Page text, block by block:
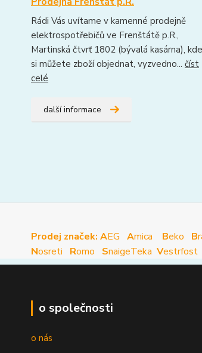
Rádi Vás uvítame v kamenné prodejně
elektrospotřebičů ve Frenštátě p.R.,
Martinská čtvrť 1802 (bývalá kasárna), kde
si můžete zboží objednat, vyzvedno... číst
celé
další informace
Prodej značek: AEG Amica Beko B
Nosreti Romo SnaigeTeka Vestrfost
o společnosti
o nás